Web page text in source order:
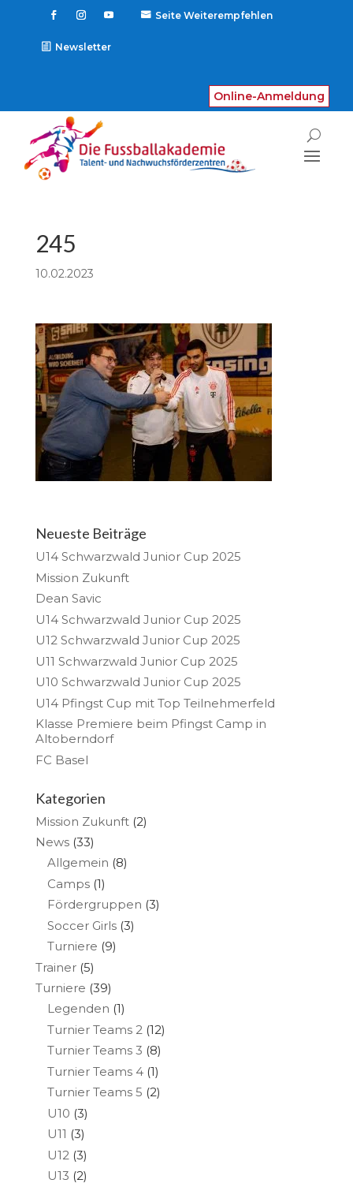
Seite Weiterempfehlen
Newsletter
Online-Anmeldung
245
10.02.2023
Neueste Beiträge
U14 Schwarzwald Junior Cup 2025
Mission Zukunft
Dean Savic
U14 Schwarzwald Junior Cup 2025
U12 Schwarzwald Junior Cup 2025
U11 Schwarzwald Junior Cup 2025
U10 Schwarzwald Junior Cup 2025
U14 Pfingst Cup mit Top Teilnehmerfeld
Klasse Premiere beim Pfingst Camp in
Altoberndorf
FC Basel
Kategorien
Mission Zukunft(2)
News(33)
Allgemein (8)
Camps(1)
Fördergruppen (3)
Soccer Girls(3)
Turniere (9)
Trainer(5)
Turniere (39)
Legenden (1)
Turnier Teams 2 (12)
Turnier Teams 3 (8)
Turnier Teams 4(1)
Turnier Teams 5 (2)
U10 (3)
U11 (3)
U12 (3)
U13 (2)